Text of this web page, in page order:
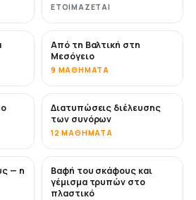
ΕΤΟΙΜΆΖΕΤΑΙ
ΣΎΝΤΟΜΑ
Από τη Βαλτική στη
Μεσόγειο
9 ΜΑΘΉΜΑΤΑ
Διατυπώσεις διέλευσης
των συνόρων
12 ΜΑΘΉΜΑΤΑ
— η
ΣΎΝΤΟΜΑ
Βαφή του σκάφους και
γέμισμα τρυπών στο
πλαστικό